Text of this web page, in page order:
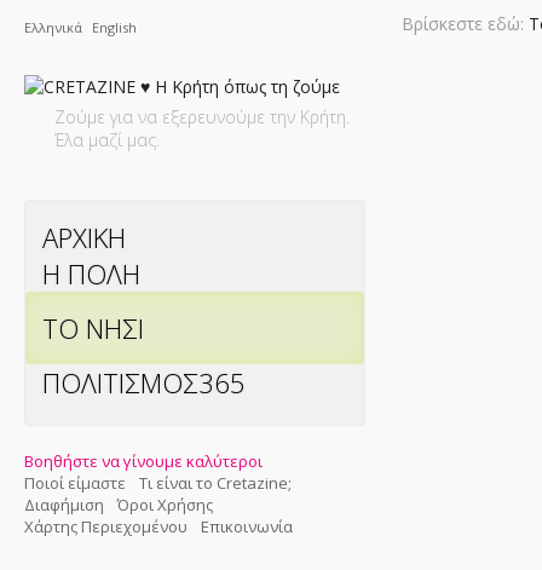
Ελληνικά English
Ζούμε για να εξερευνούμε την Κρήτη.
Έλα μαζί μας.
ΑΡΧΙΚΗ
Η ΠΟΛΗ
ΤΟ ΝΗΣΙ
ΠΟΛΙΤΙΣΜΟΣ365
Βοηθήστε να γίνουμε καλύτεροι
Ποιοί είμαστε
Τι είναι το Cretazine;
Διαφήμιση
Όροι Χρήσης
Χάρτης Περιεχομένου
Επικοινωνία
Βρίσκεστε εδώ: